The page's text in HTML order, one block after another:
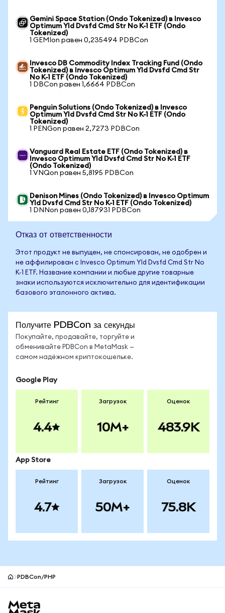
Gemini Space Station (Ondo Tokenized) в Invesco
Optimum Yld Dvsfd Cmd Str No K-1 ETF (Ondo
Tokenized)
1 GEMIon равен 0,235494 PDBCon
Invesco DB Commodity Index Tracking Fund (Ondo
Tokenized) в Invesco Optimum Yld Dvsfd Cmd Str
No K-1 ETF (Ondo Tokenized)
1 DBCon равен 1,6664 PDBCon
Penguin Solutions (Ondo Tokenized) в Invesco
Optimum Yld Dvsfd Cmd Str No K-1 ETF (Ondo
Tokenized)
1 PENGon равен 2,7273 PDBCon
Vanguard Real Estate ETF (Ondo Tokenized) в
Invesco Optimum Yld Dvsfd Cmd Str No K-1 ETF
(Ondo Tokenized)
1 VNQon равен 5,8195 PDBCon
Denison Mines (Ondo Tokenized) в Invesco Optimum
Yld Dvsfd Cmd Str No K-1 ETF (Ondo Tokenized)
1 DNNon равен 0,187931 PDBCon
Отказ от ответственности
Этот продукт не выпущен, не спонсирован, не одобрен и
не аффилирован с Invesco Optimum Yld Dvsfd Cmd Str No
K-1 ETF. Название компании и любые другие товарные
знаки используются исключительно для идентификации
базового эталонного актива.
Получите PDBCon за секунды
Покупайте, продавайте, торгуйте и
обменивайте PDBCon в MetaMask —
самом надёжном криптокошельке.
Google Play
Рейтинг
4.4
Загрузок
10M+
Оценок
483.9K
App Store
Рейтинг
4.7
Загрузок
50M+
Оценок
75.8K
PDBCon/PHP